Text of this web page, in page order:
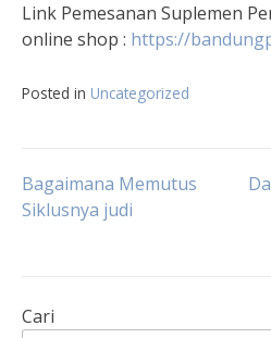
Link Pemesanan Suplemen
online shop : https://
Posted in Uncategorized
Navigasi
Bagaimana Memutus
Siklusnya judi
Cari